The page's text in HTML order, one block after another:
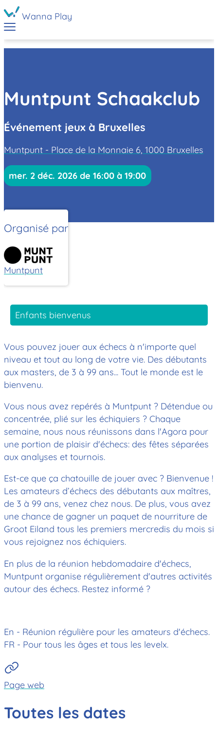
Wanna Play
Muntpunt Schaakclub
Événement jeux à Bruxelles
Muntpunt - Place de la Monnaie 6, 1000 Bruxelles
mer. 2 déc. 2026 de 16:00 à 19:00
Organisé par
Muntpunt
Enfants bienvenus
Vous pouvez jouer aux échecs à n'importe quel
niveau et tout au long de votre vie. Des débutants
aux masters, de 3 à 99 ans... Tout le monde est le
bienvenu.
Vous nous avez repérés à Muntpunt ? Détendue ou
concentrée, plié sur les échiquiers ? Chaque
semaine, nous nous réunissons dans l'Agora pour
une portion de plaisir d'échecs: des fêtes séparées
aux analyses et tournois.
Est-ce que ça chatouille de jouer avec ? Bienvenue !
Les amateurs d’échecs des débutants aux maîtres,
de 3 à 99 ans, venez chez nous. De plus, vous avez
une chance de gagner un paquet de nourriture de
Groot Eiland tous les premiers mercredis du mois si
vous rejoignez nos échiquiers.
En plus de la réunion hebdomadaire d'échecs,
Muntpunt organise régulièrement d'autres activités
autour des échecs. Restez informé ?
En - Réunion régulière pour les amateurs d'échecs.
FR - Pour tous les âges et tous les levelx.
Page web
Toutes les dates